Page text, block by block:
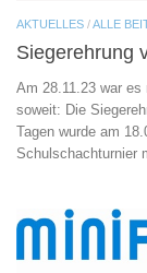
AKTUELLES /ALLE
Siegerehrung
Am 28.11.23 war es
soweit: Die
Tagen wurde am
Schulschachturnier